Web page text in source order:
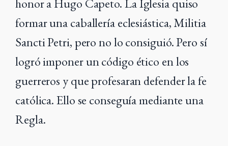
formar una caballería eclesiástica, Militia
Sancti Petri, pero no lo consiguió. Pero sí
logró imponer un código ético en los
guerreros y que profesaran defender la fe
católica. Ello se conseguía mediante una
Regla.